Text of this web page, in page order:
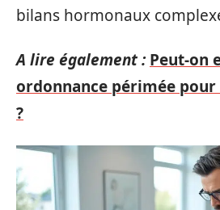
bilans hormonaux
A lire également : Peut-on
ordonnance périmée
?